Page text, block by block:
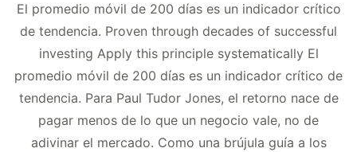
El promedio móvil de 200 días es un indicador crítico
de tendencia. Proven through decades of successful
investing Apply this principle systematically El
promedio móvil de 200 días es un indicador crítico de
tendencia. Para Paul Tudor Jones, el retorno nace de
pagar menos de lo que un negocio vale, no de
adivinar el mercado. Como una brújula guía a los